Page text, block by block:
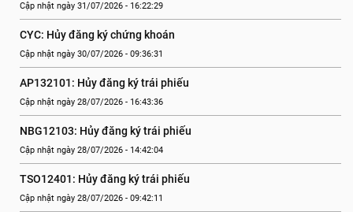
Cập nhật ngày 31/07/2026 - 16:22:29
CYC: Hủy đăng ký chứng khoán
Cập nhật ngày 30/07/2026 - 09:36:31
AP132101: Hủy đăng ký trái phiếu
Cập nhật ngày 28/07/2026 - 16:43:36
NBG12103: Hủy đăng ký trái phiếu
Cập nhật ngày 28/07/2026 - 14:42:04
TSO12401: Hủy đăng ký trái phiếu
Cập nhật ngày 28/07/2026 - 09:42:11